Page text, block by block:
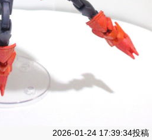
2026-01-24 17:39:34投稿